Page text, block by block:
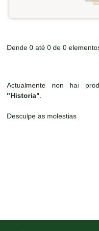
Dende 0 até 0 de 0
Actualmente non hai
"Historia"
Desculpe as molestias